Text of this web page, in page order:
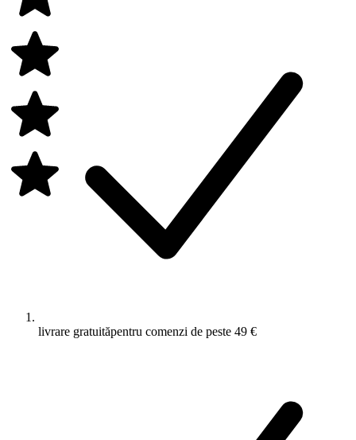
livrare gratuităpentru comenzi de peste 49 €